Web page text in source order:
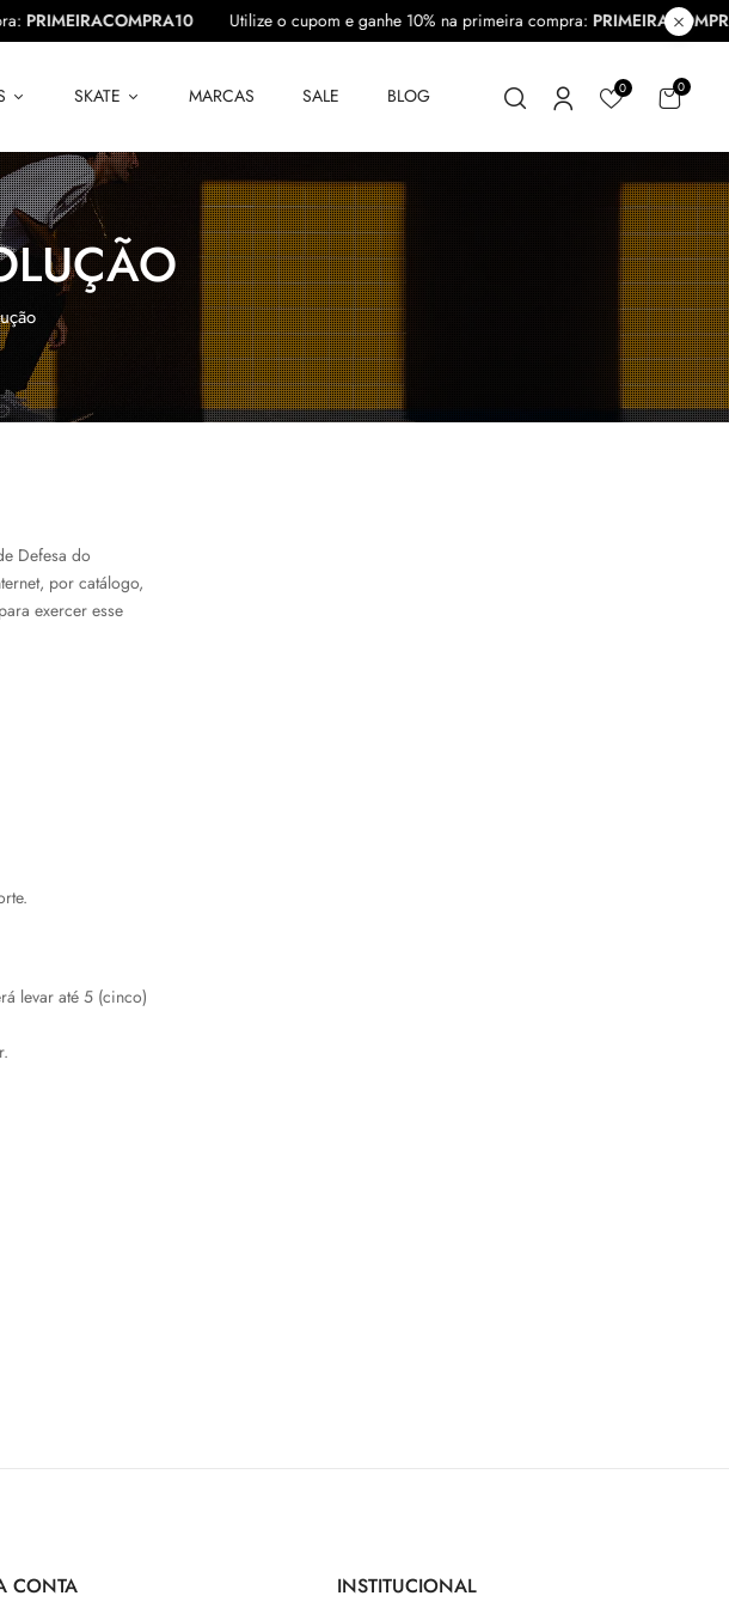
PRIMEIRACOMPRA10 Utilize o cupom e ganhe 10% na primeira compra:
SKATE MARCAS SALE BLOG 0 0
Defesa do
por catálogo,
exercer esse
levar até 5 (cinco)
CONTA INSTITUCIONAL